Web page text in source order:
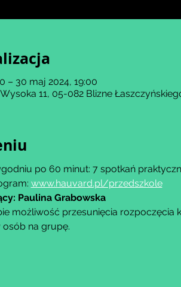
– 30 maj 2024, 19:00
11, 05-082 Blizne
po 60 minut: 7 spotkań
www.hauvard.pl/przedszkole
Paulina Grabowska
możliwość przesunięcia
na grupę.